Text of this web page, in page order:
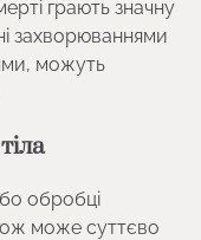
грають значну
захворюваннями
можуть
обробці
може суттєво